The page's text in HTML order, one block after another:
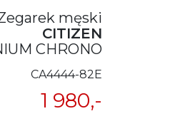
męski
CITIZEN
CHRONO
CA4444-82E
1 980,-